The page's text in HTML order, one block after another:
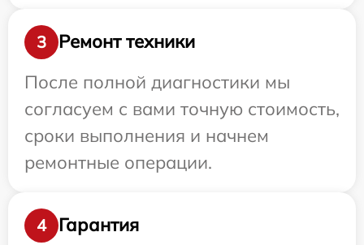
3
Ремонт техники
После полной диагностики мы
согласуем с вами точную стоимость,
сроки выполнения и начнем
ремонтные операции.
4
Гарантия